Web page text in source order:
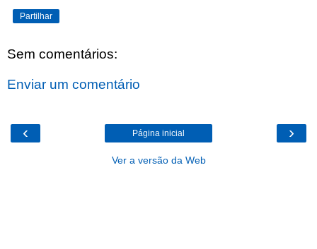
Partilhar
Sem comentários:
Enviar um comentário
‹ ›
Página inicial
Ver a versão da Web